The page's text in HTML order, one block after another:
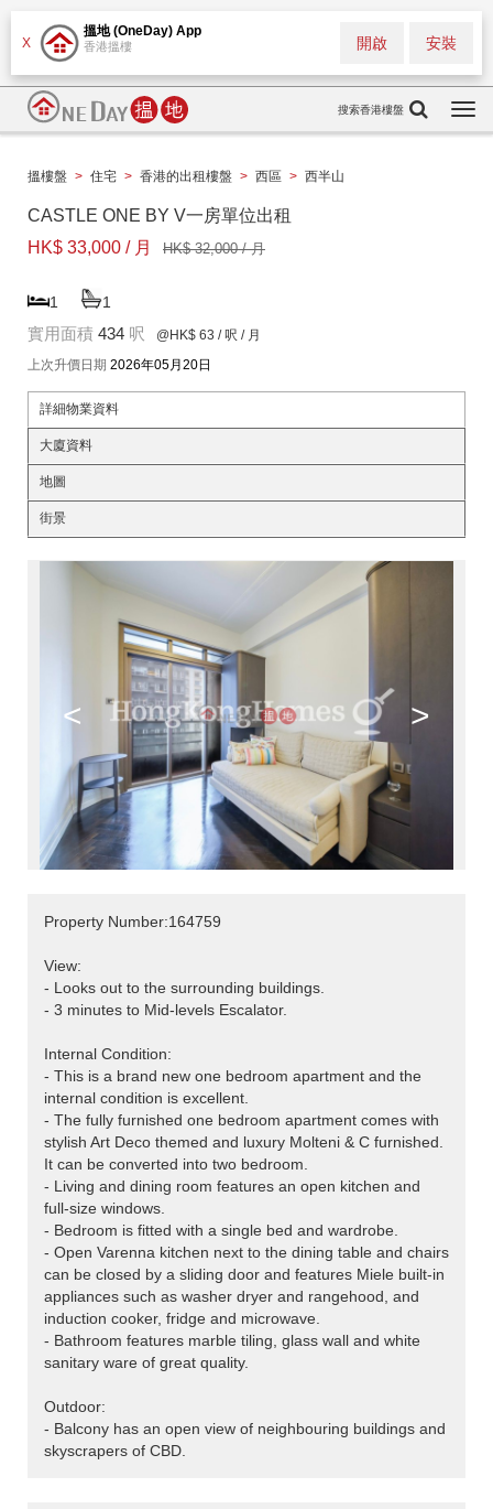
X
搵地 (OneDay) App
香港搵樓 安裝
開啟
搜索香港樓盤
搵樓盤 > 住宅 > 香港的出租樓盤 > 西區 > 西半山
CASTLE ONE BY V一房單位出租
HK$ 33,000 / 月
HK$ 32,000 / 月
1 1
實用面積 434 呎 @HK$ 63 / 呎 / 月
上次升價日期 2026年05月20日
詳細物業資料
大廈資料
地圖
街景
< >
Property Number:164759
View:
- Looks out to the surrounding buildings.
- 3 minutes to Mid-levels Escalator.
Internal Condition:
- This is a brand new one bedroom apartment and the
internal condition is excellent.
- The fully furnished one bedroom apartment comes with
stylish Art Deco themed and luxury Molteni & C furnished.
It can be converted into two bedroom.
- Living and dining room features an open kitchen and
full-size windows.
- Bedroom is fitted with a single bed and wardrobe.
- Open Varenna kitchen next to the dining table and chairs
can be closed by a sliding door and features Miele built-in
appliances such as washer dryer and rangehood, and
induction cooker, fridge and microwave.
- Bathroom features marble tiling, glass wall and white
sanitary ware of great quality.
Outdoor:
- Balcony has an open view of neighbouring buildings and
skyscrapers of CBD.